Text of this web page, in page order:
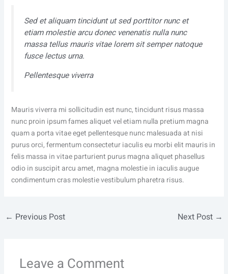
Sed et aliquam tincidunt ut sed porttitor nunc et
etiam molestie arcu donec venenatis nulla nunc
massa tellus mauris vitae lorem sit semper natoque
fusce lectus urna.
Pellentesque viverra
Mauris viverra mi sollicitudin est nunc, tincidunt risus massa
nunc proin ipsum fames aliquet vel etiam nulla pretium magna
quam a porta vitae eget pellentesque nunc malesuada at nisi
purus orci, fermentum consectetur iaculis eu morbi elit mauris in
felis massa in vitae parturient purus magna aliquet phasellus
odio in suscipit arcu amet, magna molestie in iaculis augue
condimentum cras molestie vestibulum pharetra risus.
← Previous Post Next Post →
Leave a Comment